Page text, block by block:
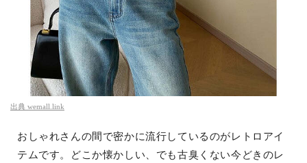
出典 wemall.link
おしゃれさんの間で密かに流行しているのがレトロアイ
テムです。どこか懐かしい、でも古臭くない今どきのレ